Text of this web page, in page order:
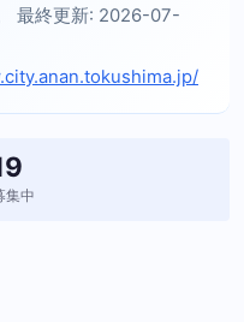
最終更新: 2026-07-
集中